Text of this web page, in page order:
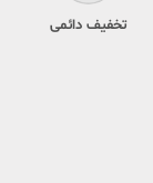
تخفیف دائمی